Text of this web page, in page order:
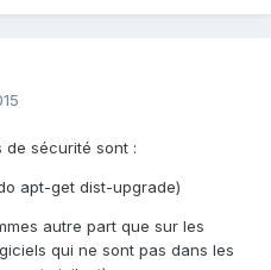
de sécurité sont :
apt-get dist-upgrade)
autre part que sur les
qui ne sont pas dans les